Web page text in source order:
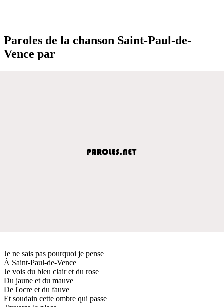
Paroles de la chanson Saint-Paul-de-
Vence par
Je ne sais pas pourquoi je pense
À Saint-Paul-de-Vence
Je vois du bleu clair et du rose
Du jaune et du mauve
De l'ocre et du fauve
Et soudain cette ombre qui passe